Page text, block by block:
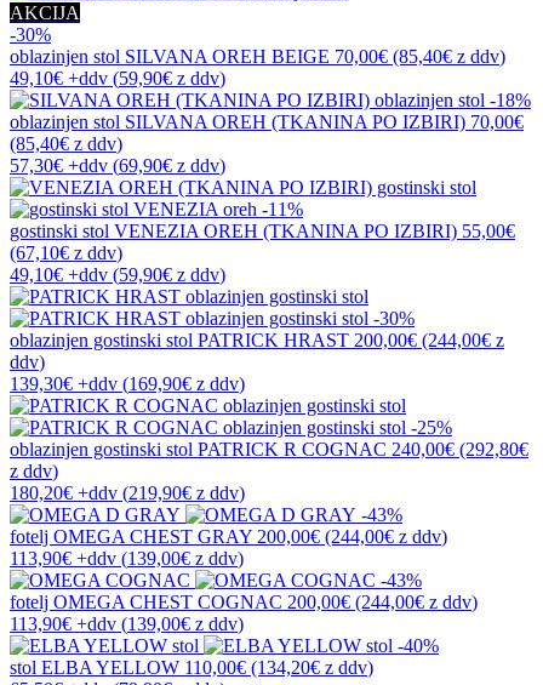
AKCIJA
-30%
oblazinjen stol SILVANA OREH BEIGE 70,00€ (85,40€ z ddv)
49,10€ +ddv (59,90€ z ddv)
-18%
oblazinjen stol SILVANA OREH (TKANINA PO IZBIRI) 70,00€
(85,40€ z ddv)
57,30€ +ddv (69,90€ z ddv)
-11%
gostinski stol VENEZIA OREH (TKANINA PO IZBIRI) 55,00€
(67,10€ z ddv)
49,10€ +ddv (59,90€ z ddv)
-30%
oblazinjen gostinski stol PATRICK HRAST 200,00€ (244,00€ z
ddv)
139,30€ +ddv (169,90€ z ddv)
-25%
oblazinjen gostinski stol PATRICK R COGNAC 240,00€ (292,80€
z ddv)
180,20€ +ddv (219,90€ z ddv)
-43%
fotelj OMEGA CHEST GRAY 200,00€ (244,00€ z ddv)
113,90€ +ddv (139,00€ z ddv)
-43%
fotelj OMEGA CHEST COGNAC 200,00€ (244,00€ z ddv)
113,90€ +ddv (139,00€ z ddv)
-40%
stol ELBA YELLOW 110,00€ (134,20€ z ddv)